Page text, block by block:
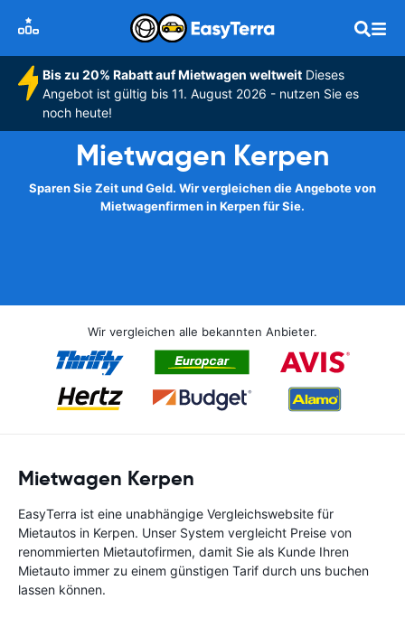
Bis zu 20% Rabatt auf Mietwagen weltweitDieses
Angebot ist gültig bis 11. August 2026 - nutzen Sie es
noch heute!
Mietwagen Kerpen
Sparen Sie Zeit und Geld. Wir vergleichen die Angebote von
Mietwagenfirmen in Kerpen für Sie.
Wir vergleichen alle bekannten Anbieter.
Mietwagen Kerpen
EasyTerra ist eine unabhängige Vergleichswebsite für
Mietautos in Kerpen. Unser System vergleicht Preise von
renommierten Mietautofirmen, damit Sie als Kunde Ihren
Mietauto immer zu einem günstigen Tarif durch uns buchen
lassen können.